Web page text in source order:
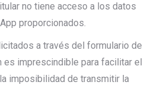
no tiene acceso a los datos
proporcionados.
a través del formulario de
es imprescindible para facilitar el
imposibilidad de transmitir la